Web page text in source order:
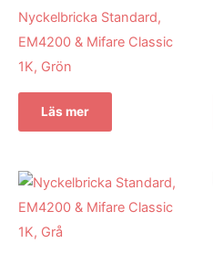
Nyckelbricka Standard,
EM4200 & Mifare Classic
1K, Grön
Läs mer